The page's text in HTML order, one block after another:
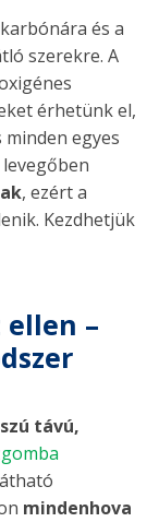
és a
szerekre. A
érhetünk el,
egyes
, ezért a
Kezdhetjük
ellen –
távú,
mindenhova